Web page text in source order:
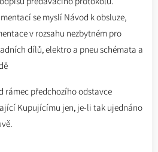
se myslí Návod k obsluze,
v rozsahu nezbytném pro
dílů, elektro a pneu schémata a
rámec předchozího odstavce
Kupujícímu jen, je-li tak ujednáno